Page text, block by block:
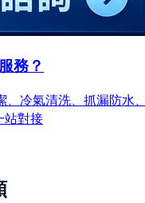
務？
、冷氣清洗、抓漏防水
站對接